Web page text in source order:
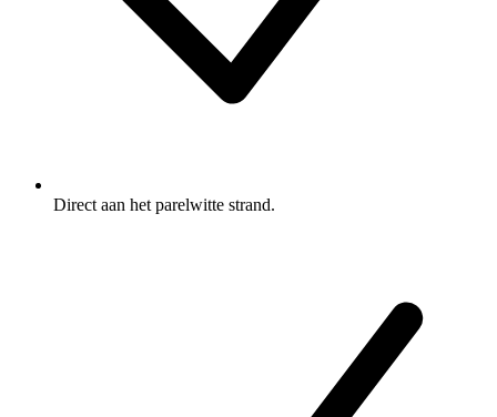
Direct aan het parelwitte strand.